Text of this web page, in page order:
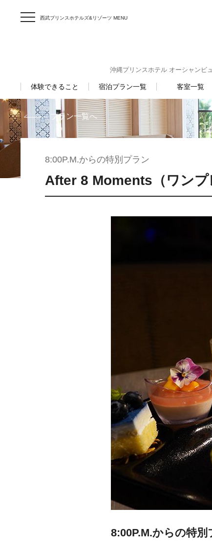
西武プリンスホテルズ&リゾーツ MENU
沖縄プリンスホテル オーシャン
体験できること 宿泊プラン一覧 客室一覧
プラン一覧へ
8:00P.M.からの特別プラン
After 8 Moments（ワンプ
8:00P.M.からの特別